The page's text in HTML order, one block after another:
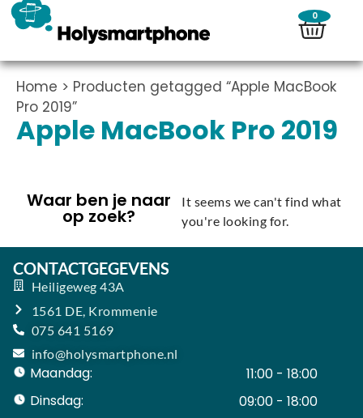
0
Home > Producten getagged “Apple MacBook
Pro 2019”
Apple MacBook Pro 2019
Waar ben je naar
op zoek?
It seems we can't find what
you're looking for.
CONTACTGEGEVENS
Heiligeweg 43A
1561 DE, Krommenie
075 641 5169
info@holysmartphone.nl
Maandag:
11:00 - 18:00
Dinsdag:
09:00 - 18:00